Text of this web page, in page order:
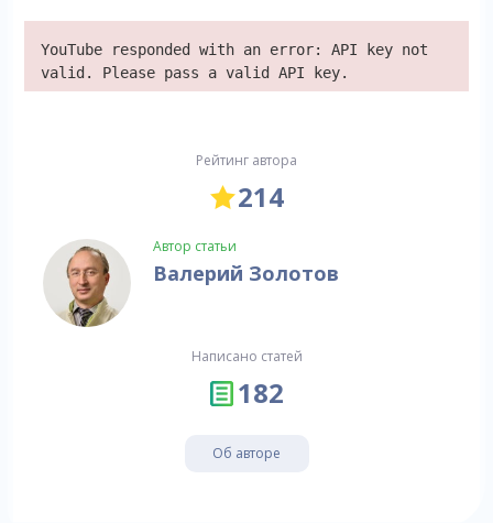
YouTube responded with an error: API key not
valid. Please pass a valid API key.
Рейтинг автора
214
Автор статьи
Валерий Золотов
Написано статей
182
Об авторе